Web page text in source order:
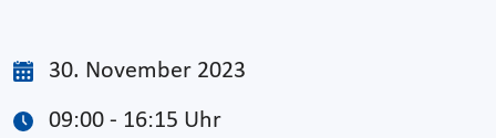
30. November 2023
09:00 - 16:15 Uhr